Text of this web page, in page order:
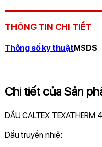
THÔNG TIN CHI TIẾT
Thông số kỹ thuậtMSDS
Chi tiết của Sản
DẦU CALTEX TEXATHERM
Dầu truyền nhiệt